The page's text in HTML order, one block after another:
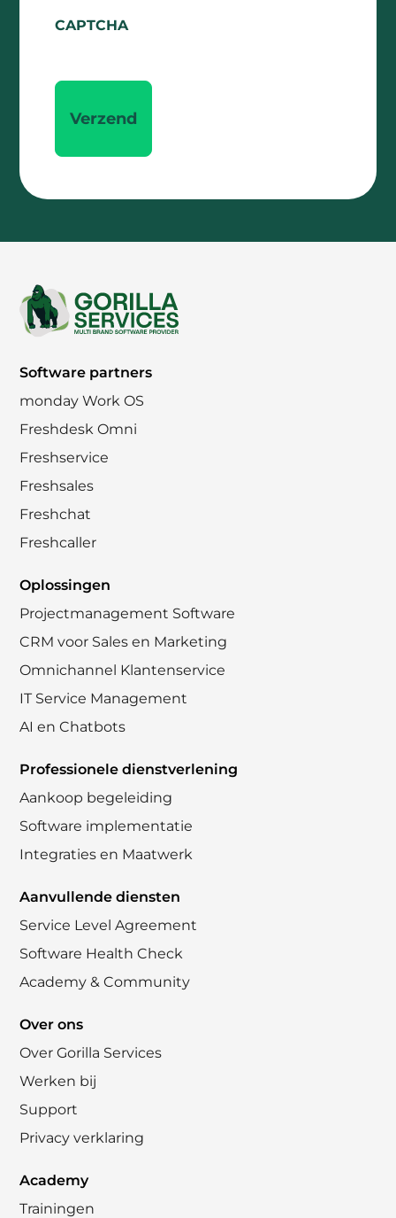
CAPTCHA
Footer
Software partners
monday Work OS
Freshdesk Omni
Freshservice
Freshsales
Freshchat
Freshcaller
Oplossingen
Projectmanagement Software
CRM voor Sales en Marketing
Omnichannel Klantenservice
IT Service Management
AI en Chatbots
Professionele dienstverlening
Aankoop begeleiding
Software implementatie
Integraties en Maatwerk
Aanvullende diensten
Service Level Agreement
Software Health Check
Academy & Community
Over ons
Over Gorilla Services
Werken bij
Support
Privacy verklaring
Academy
Trainingen